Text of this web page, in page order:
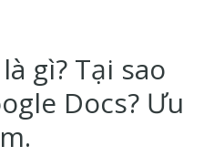
gì? Tại sao
Docs? Ưu